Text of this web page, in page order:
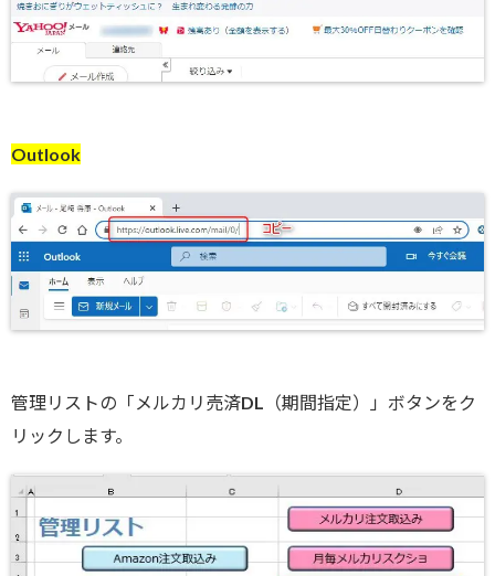
Outlook
管理リストの「メルカリ売済DL（期間指定）」ボタンをク
リックします。